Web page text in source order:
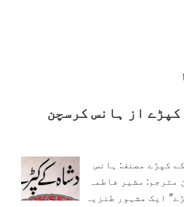
کپڑے از ہانس کرسچن
کپڑے مصنف: ہانس
مترجم: مشیر فاطمہ
ایک مشہور طنزیہ